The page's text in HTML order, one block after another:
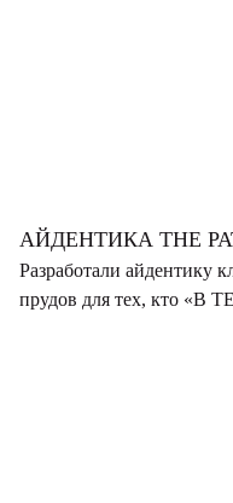
АЙДЕНТИКА THE
Разработали айдентику
прудов для тех, кто «В